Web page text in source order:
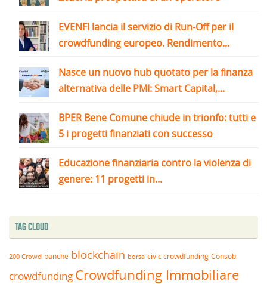
EVENFI lancia il servizio di Run-Off per il
crowdfunding europeo. Rendimento...
Nasce un nuovo hub quotato per la finanza
alternativa delle PMI: Smart Capital,...
BPER Bene Comune chiude in trionfo: tutti e
5 i progetti finanziati con successo
Educazione finanziaria contro la violenza di
genere: 11 progetti in...
Tag Cloud
200 Crowd banche blockchain borsa civic crowdfunding Consob
crowdfunding Crowdfunding Immobiliare